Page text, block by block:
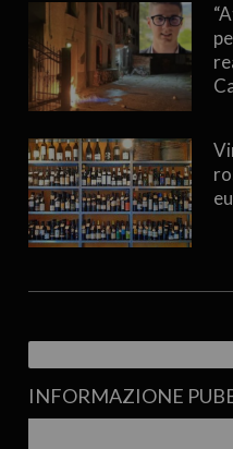
INFORMAZIONE